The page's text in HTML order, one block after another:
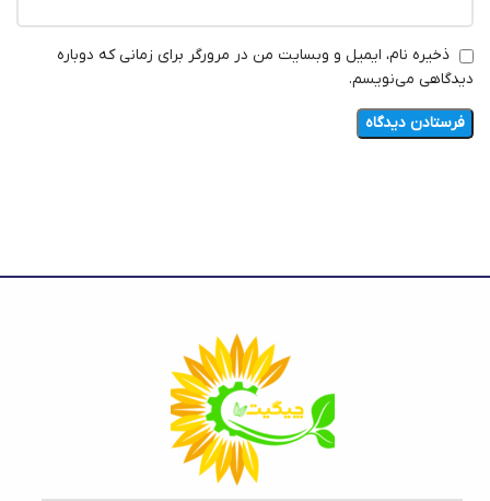
ذخیره نام، ایمیل و وبسایت من در مرورگر برای زمانی که دوباره
دیدگاهی می‌نویسم.